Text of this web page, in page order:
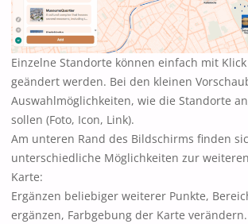
Einzelne Standorte können einfach mit
geändert werden. Bei den kleinen
Auswahlmöglichkeiten, wie die Standorte
sollen (Foto, Icon, Link).
Am unteren Rand des Bildschirms finden
unterschiedliche Möglichkeiten zur
Karte:
Ergänzen beliebiger weiterer Punkte,
ergänzen, Farbgebung der Karte verändern.